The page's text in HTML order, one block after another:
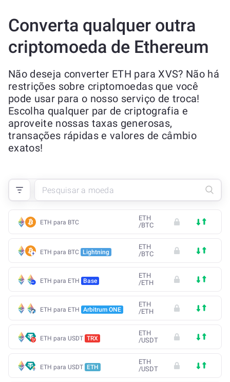
Converta qualquer outra
criptomoeda de Ethereum
Não deseja converter ETH para XVS? Não há
restrições sobre criptomoedas que você
pode usar para o nosso serviço de troca!
Escolha qualquer par de criptografia e
aproveite nossas taxas generosas,
transações rápidas e valores de câmbio
exatos!
ETH para BTC
ETH
/BTC
ETH para BTC Lightning
ETH
/BTC
ETH para ETH Base
ETH
/ETH
ETH para ETH Arbitrum ONE
ETH
/ETH
ETH para USDT TRX
ETH
/USDT
ETH para USDT ETH
ETH
/USDT